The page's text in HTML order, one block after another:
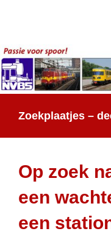
Zoekplaatjes –
Op zoek
een
een